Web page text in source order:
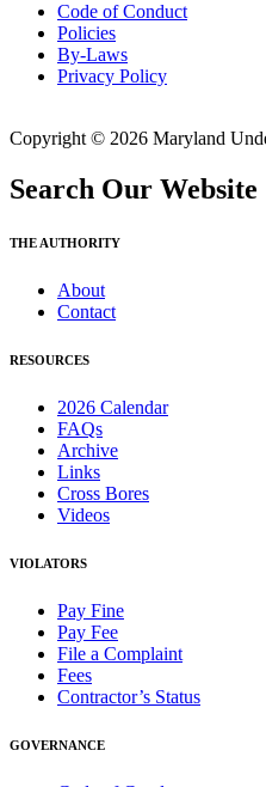
Code of Conduct
Policies
By-Laws
Privacy Policy
Copyright © 2026 Maryland
Search Our Website
THE AUTHORITY
About
Contact
RESOURCES
2026 Calendar
FAQs
Archive
Links
Cross Bores
Videos
VIOLATORS
Pay Fine
Pay Fee
File a Complaint
Fees
Contractor’s Status
GOVERNANCE